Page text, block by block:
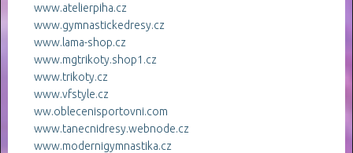
www.atelierpiha.cz
www.gymnastickedresy.cz
www.lama-shop.cz
www.mgtrikoty.shop1.cz
www.trikoty.cz
www.vfstyle.cz
ww.oblecenisportovni.com
www.tanecnidresy.webnode.cz
www.modernigymnastika.cz